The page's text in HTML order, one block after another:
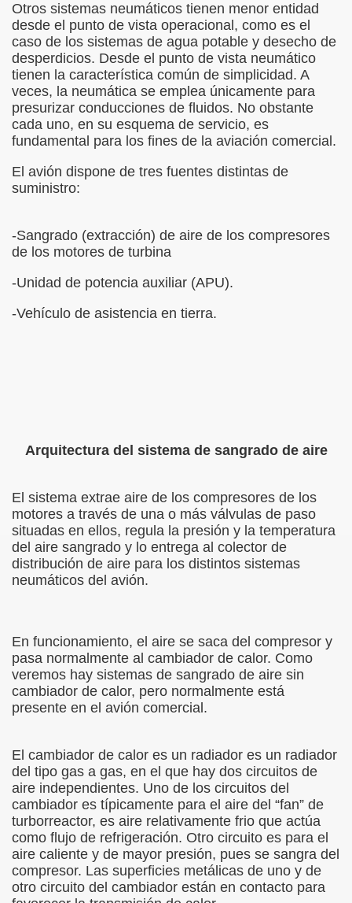
Otros sistemas neumáticos tienen menor entidad
desde el punto de vista operacional, como es el
caso de los sistemas de agua potable y desecho de
desperdicios. Desde el punto de vista neumático
tienen la característica común de simplicidad. A
veces, la neumática se emplea únicamente para
presurizar conducciones de fluidos. No obstante
cada uno, en su esquema de servicio, es
fundamental para los fines de la aviación comercial.
El avión dispone de tres fuentes distintas de
suministro:
-Sangrado (extracción) de aire de los compresores
de los motores de turbina
-Unidad de potencia auxiliar (APU).
-Vehículo de asistencia en tierra.
Arquitectura del sistema de sangrado de aire
El sistema extrae aire de los compresores de los
motores a través de una o más válvulas de paso
situadas en ellos, regula la presión y la temperatura
del aire sangrado y lo entrega al colector de
distribución de aire para los distintos sistemas
neumáticos del avión.
En funcionamiento, el aire se saca del compresor y
pasa normalmente al cambiador de calor. Como
veremos hay sistemas de sangrado de aire sin
cambiador de calor, pero normalmente está
presente en el avión comercial.
El cambiador de calor es un radiador es un radiador
del tipo gas a gas, en el que hay dos circuitos de
aire independientes. Uno de los circuitos del
cambiador es típicamente para el aire del “fan” de
turborreactor, es aire relativamente frio que actúa
como flujo de refrigeración. Otro circuito es para el
aire caliente y de mayor presión, pues se sangra del
compresor. Las superficies metálicas de uno y de
otro circuito del cambiador están en contacto para